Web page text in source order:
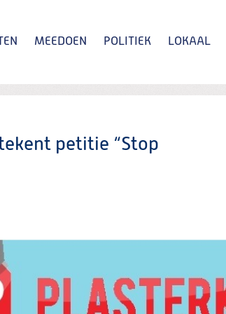
MEEDOEN POLITIEK LOKAAL
petitie “Stop